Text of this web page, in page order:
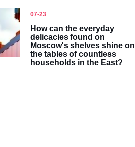
07-23
How can the everyday
delicacies found on
Moscow's shelves shine on
the tables of countless
households in the East?